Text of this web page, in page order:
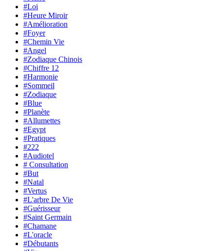
#Loi
#Heure Miroir
#Amélioration
#Foyer
#Chemin Vie
#Angel
#Zodiaque Chinois
#Chiffre 12
#Harmonie
#Sommeil
#Zodiaque
#Blue
#Planète
#Allumettes
#Egypt
#Pratiques
#222
#Audiotel
# Consultation
#But
#Natal
#Vertus
#L'arbre De Vie
#Guérisseur
#Saint Germain
#Chamane
#L'oracle
#Débutants